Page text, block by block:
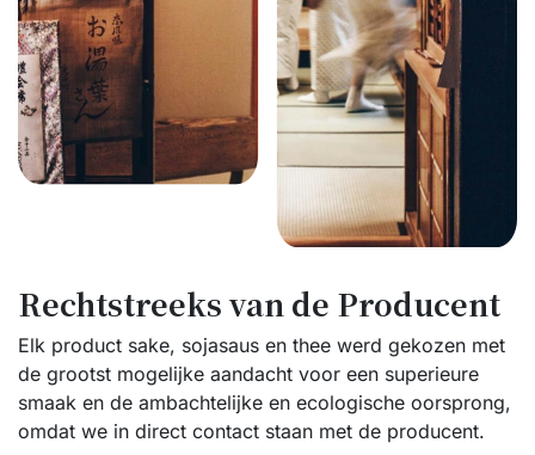
Rechtstreeks van de Producent
Elk product sake, sojasaus en thee werd gekozen met
de grootst mogelijke aandacht voor een superieure
smaak en de ambachtelijke en ecologische oorsprong,
omdat we in direct contact staan met de producent.